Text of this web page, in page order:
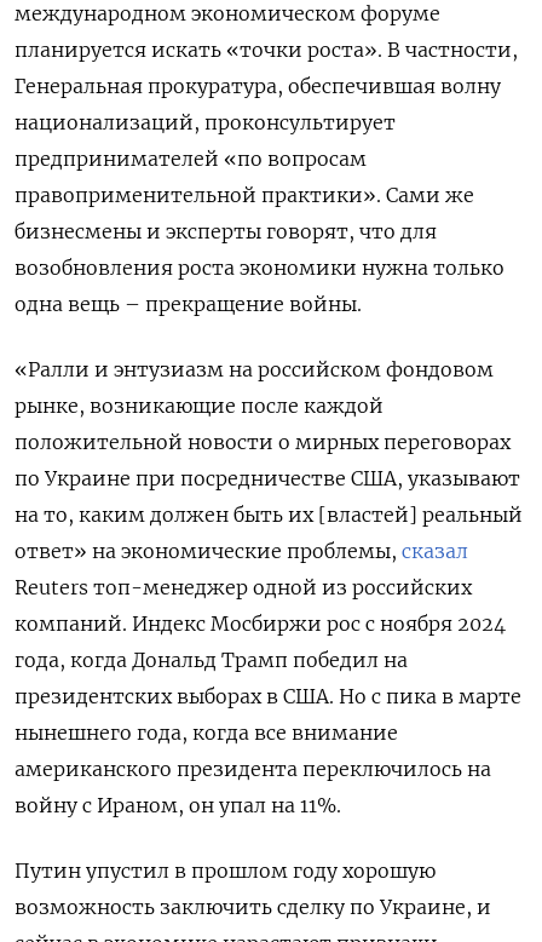
международном экономическом форуме
планируется искать «точки роста». В частности,
Генеральная прокуратура, обеспечившая волну
национализаций, проконсультирует
предпринимателей «по вопросам
правоприменительной практики». Сами же
бизнесмены и эксперты говорят, что для
возобновления роста экономики нужна только
одна вещь – прекращение войны.
«Ралли и энтузиазм на российском фондовом
рынке, возникающие после каждой
положительной новости о мирных переговорах
по Украине при посредничестве США, указывают
на то, каким должен быть их [властей] реальный
ответ» на экономические проблемы, сказал
Reuters топ-менеджер одной из российских
компаний. Индекс Мосбиржи рос с ноября 2024
года, когда Дональд Трамп победил на
президентских выборах в США. Но с пика в марте
нынешнего года, когда все внимание
американского президента переключилось на
войну с Ираном, он упал на 11%.
Путин упустил в прошлом году хорошую
возможность заключить сделку по Украине, и